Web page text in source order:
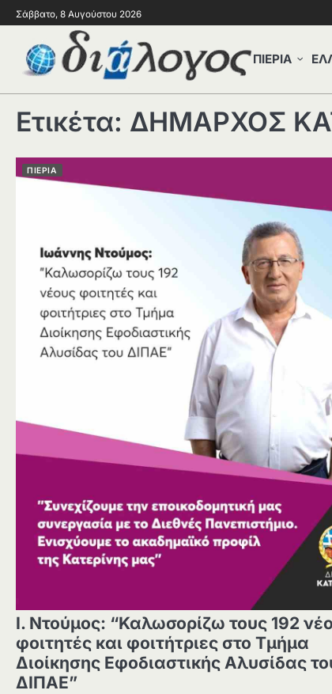
Σάββατο, 8 Αυγούστου 2026
ΠΙΕΡΙΑ
Ετικέτα: ΔΗΜΑΡΧΟΣ
ΠΙΕΡΙΑ
Ι. Ντούμος: “Καλωσορίζω τους 192
φοιτητές και φοιτήτριες στο Τμήμα
Διοίκησης Εφοδιαστικής Αλυσίδας
ΔΙΠΑΕ”